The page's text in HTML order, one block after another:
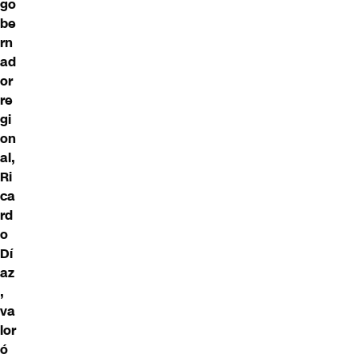
go
be
rn
ad
or
re
gi
on
al,
Ri
ca
rd
o
Dí
az
,
va
lor
ó